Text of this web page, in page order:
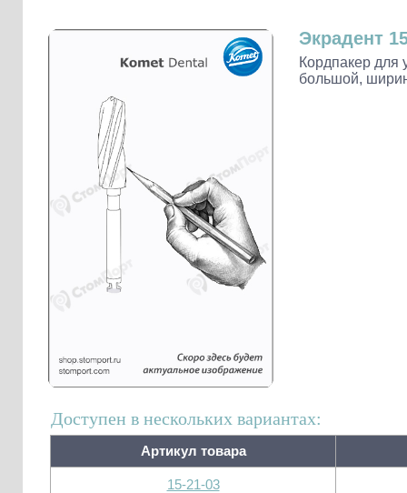
Наконечники и переходники KaVo
Экрадент
Кордпакер для
большой,
Доступен в нескольких вариантах:
Артикул товара
15-21-03